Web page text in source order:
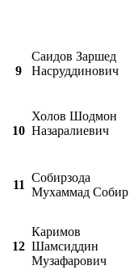
9
Саидов Заршед
Насруддинович
10
Холов Шодмон
Назаралиевич
11
Собирзода
Мухаммад Собир
12
Каримов
Шамсиддин
Музафарович